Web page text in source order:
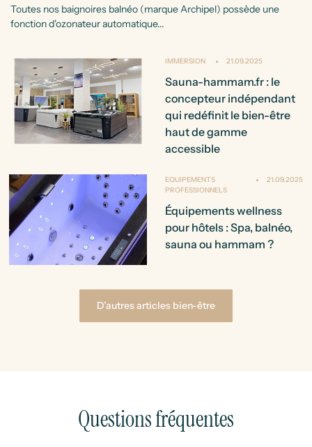
Toutes nos baignoires balnéo (marque Archipel) possède une
fonction d'ozonateur automatique...
IMMERSION 21.09.2025
Sauna-hammam.fr : le
concepteur indépendant
qui redéfinit le bien-être
haut de gamme
accessible
EQUIPEMENTS
PROFESSIONNELS
21.09.2025
Équipements wellness
pour hôtels : Spa, balnéo,
sauna ou hammam ?
D’autres articles bien-être
Questions fréquentes